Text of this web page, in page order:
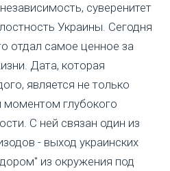
суверенитет
Украины. Сегодня
отдал самое ценное за
Дата, которая
является не только
моментом глубокого
С ней связан один из
- выход украинских
из окружения под